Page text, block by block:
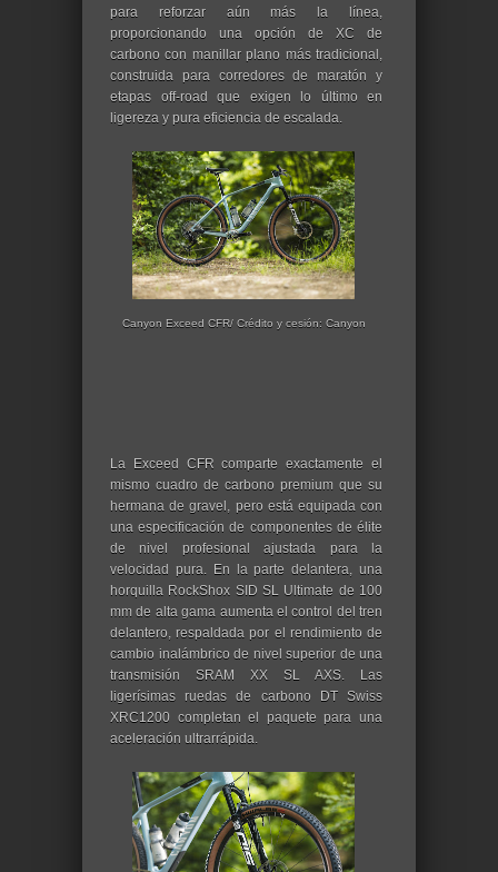
para reforzar aún más la línea,
proporcionando una opción de XC de
carbono con manillar plano más tradicional,
construida para corredores de maratón y
etapas off-road que exigen lo último en
ligereza y pura eficiencia de escalada.
Canyon Exceed CFR/ Crédito y cesión: Canyon
La Exceed CFR comparte exactamente el
mismo cuadro de carbono premium que su
hermana de gravel, pero está equipada con
una especificación de componentes de élite
de nivel profesional ajustada para la
velocidad pura. En la parte delantera, una
horquilla RockShox SID SL Ultimate de 100
mm de alta gama aumenta el control del tren
delantero, respaldada por el rendimiento de
cambio inalámbrico de nivel superior de una
transmisión SRAM XX SL AXS. Las
ligerísimas ruedas de carbono DT Swiss
XRC1200 completan el paquete para una
aceleración ultrarrápida.